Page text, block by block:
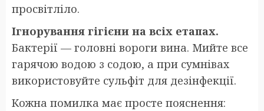
просвітліло.
Ігнорування гігієни на всіх етапах.
Бактерії — головні вороги вина. Мийте все
гарячою водою з содою, а при сумнівах
використовуйте сульфіт для дезінфекції.
Кожна помилка має просте пояснення: